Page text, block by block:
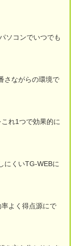
ソコンでいつでも
さながらの環境で
れ1つで効果的に
にくいTG-WEBに
よく得点源にで